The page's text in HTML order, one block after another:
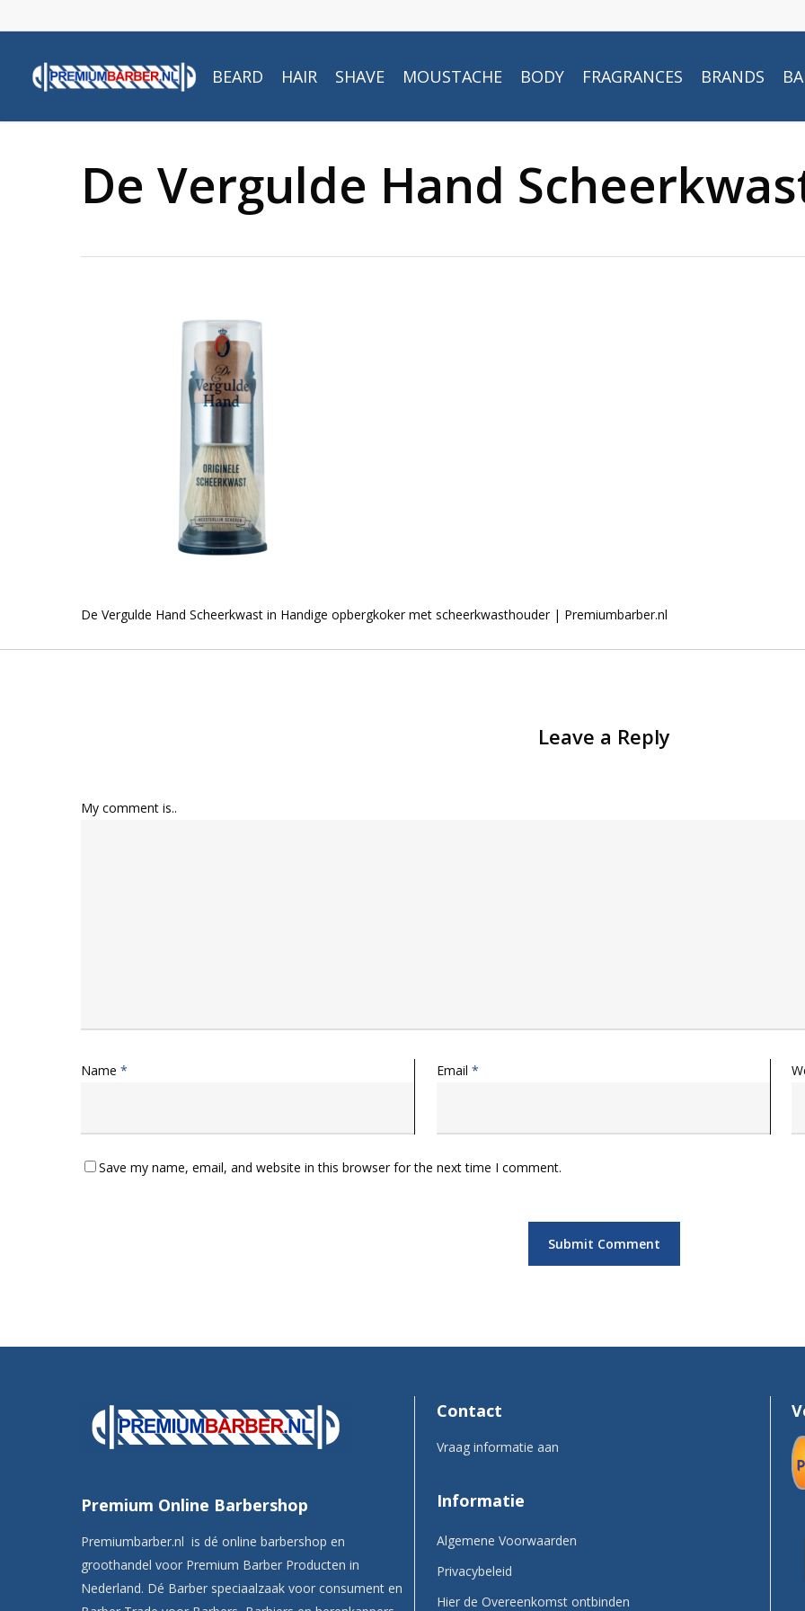
to
content
BEARD HAIR SHAVE MOUSTACHE BODY FRAGRANCES BRANDS
De Vergulde Hand
De Vergulde Hand Scheerkwast in Handige opbergkoker met scheerkwasthouder | Premiumbarber.nl
Leave a Reply
My comment is..
Name * Email *
Save my name, email, and website in this browser for the next time I comment.
Premium Online Barbershop
Premiumbarber.nl is dé online barbershop en
groothandel voor Premium Barber Producten in
Nederland. Dé Barber speciaalzaak voor consument en
Contact
Vraag informatie aan
Informatie
Algemene Voorwaarden
Privacybeleid
Hier de Overeenkomst ontbinden